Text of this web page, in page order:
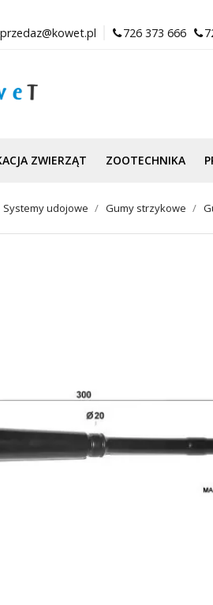
726 373 666
ZWIERZĄT ZOOTECHNIKA
Systemy udojowe Gumy strzykowe